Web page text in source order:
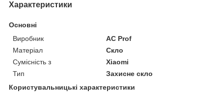
Характеристики
Основні
Виробник
AC Prof
Матеріал
Скло
Сумісність з
Xiaomi
Тип
Захисне скло
Користувальницькі характеристики